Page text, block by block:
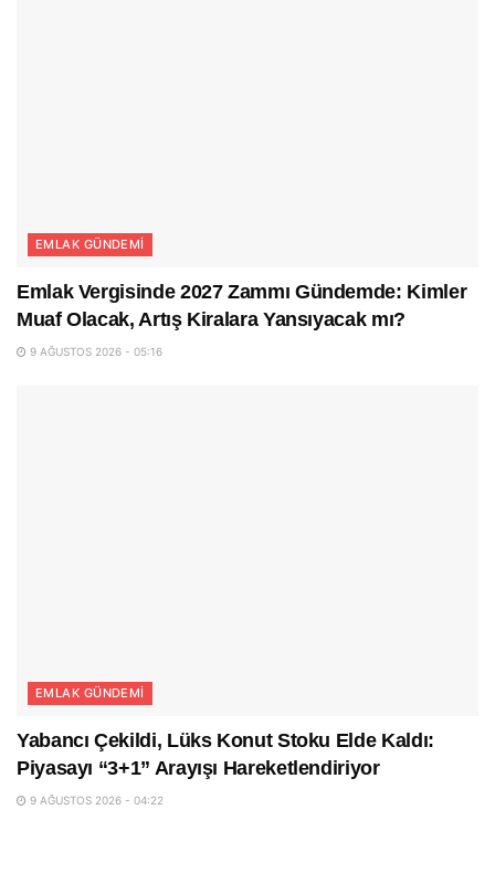
EMLAK GÜNDEMI
Emlak Vergisinde 2027 Zammı Gündemde: Kimler
Muaf Olacak, Artış Kiralara Yansıyacak mı?
9 AĞUSTOS 2026 - 05:16
EMLAK GÜNDEMI
Yabancı Çekildi, Lüks Konut Stoku Elde Kaldı:
Piyasayı “3+1” Arayışı Hareketlendiriyor
9 AĞUSTOS 2026 - 04:22